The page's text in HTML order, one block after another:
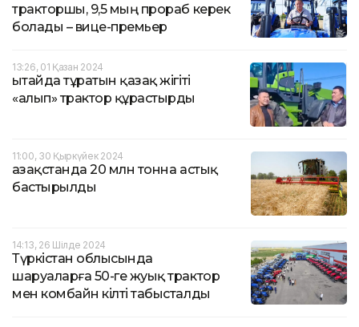
тракторшы, 9,5 мың прораб керек
болады – вице-премьер
13:26, 01 Қазан 2024
Қытайда тұратын қазақ жігіті
«алып» трактор құрастырды
11:00, 30 Қыркүйек 2024
Қазақстанда 20 млн тонна астық
бастырылды
14:13, 26 Шілде 2024
Түркістан облысында
шаруаларға 50-ге жуық трактор
мен комбайн кілті табысталды